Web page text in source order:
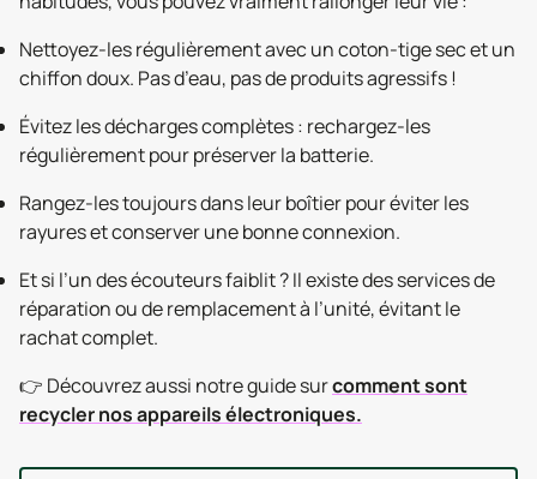
Nettoyez-les régulièrement avec un coton-tige sec et un
chiffon doux. Pas d’eau, pas de produits agressifs !
Évitez les décharges complètes : rechargez-les
régulièrement pour préserver la batterie.
Rangez-les toujours dans leur boîtier pour éviter les
rayures et conserver une bonne connexion.
Et si l’un des écouteurs faiblit ? Il existe des services de
réparation ou de remplacement à l’unité, évitant le
rachat complet.
👉 Découvrez aussi notre guide surcomment sont
recycler nos appareils électroniques.